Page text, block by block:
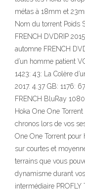
métas à 18mm et
Nom du torrent Poids
FRENCH DVDRIP
automne FRENCH
d’un homme patient
1423: 43: La Colère
2017. 4.37 GB: 1176:
FRENCH BluRay
Hoka One One
chronos lors de vos
One One Torrent
sur courtes et
terrains que vous
dynamisme durant
intermédiaire